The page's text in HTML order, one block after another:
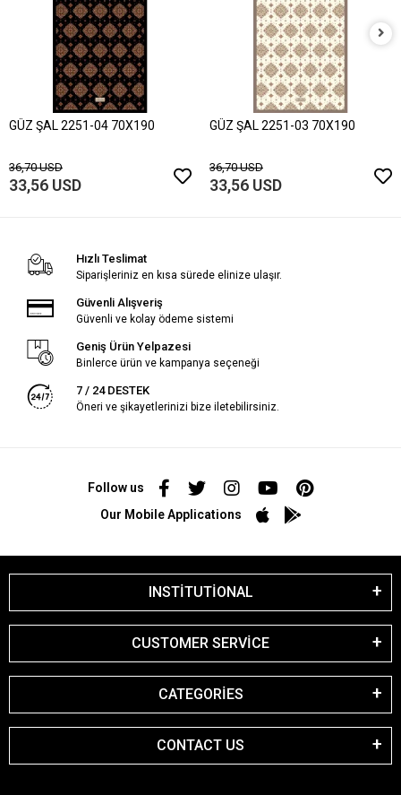
GÜZ ŞAL 2251-04 70X190
36,70 USD
33,56 USD
GÜZ ŞAL 2251-03 70X190
36,70 USD
33,56 USD
Hızlı Teslimat
Siparişleriniz en kısa sürede elinize ulaşır.
Güvenli Alışveriş
Güvenli ve kolay ödeme sistemi
Geniş Ürün Yelpazesi
Binlerce ürün ve kampanya seçeneği
7 / 24 DESTEK
Öneri ve şikayetlerinizi bize iletebilirsiniz.
Follow us
Our Mobile Applications
INSTİTUTİONAL
CUSTOMER SERVİCE
CATEGORİES
CONTACT US